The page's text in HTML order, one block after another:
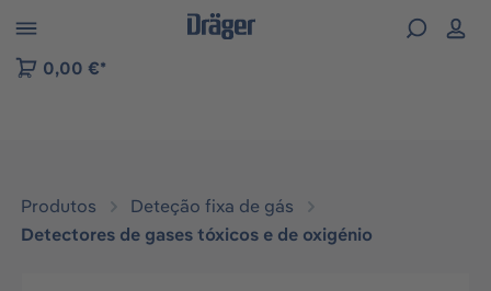
to B2B platform navigation
0,00 €*
Produtos
Deteção fixa de gás
Detectores de gases tóxicos e de oxigénio